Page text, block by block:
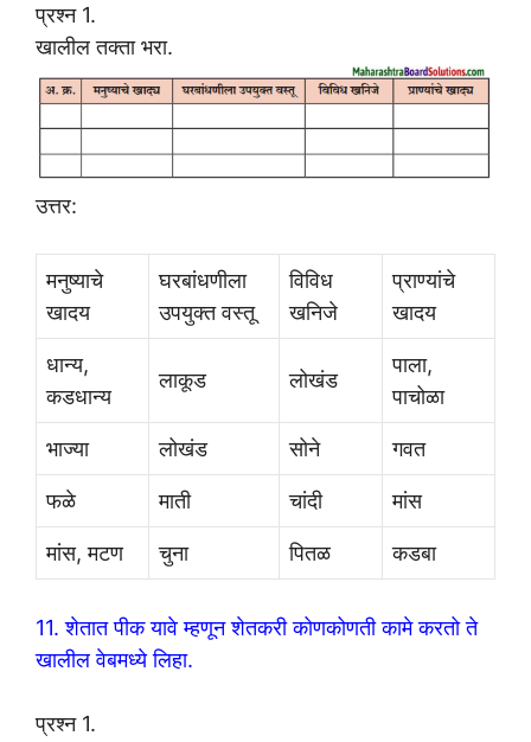
प्रश्न 1.
खालील तक्ता भरा.
उत्तर:
मनुष्याचे
खादय
घरबांधणीला
उपयुक्त वस्तू
विविध
खनिजे
प्राण्यांचे
खादय
धान्य,
कडधान्य
लाकूड लोखंड
पाला,
पाचोळा
भाज्या लोखंड सोने गवत
फळे माती चांदी मांस
मांस, मटण चुना पितळ कडबा
11. शेतात पीक यावे म्हणून शेतकरी कोणकोणती कामे करतो ते
खालील वेबमध्ये लिहा.
प्रश्न 1.